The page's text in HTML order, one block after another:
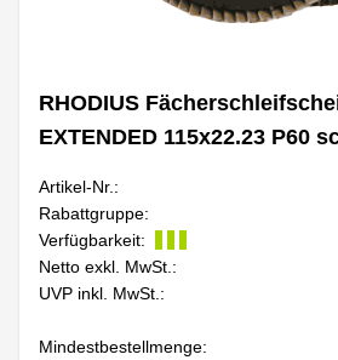
RHODIUS
EXTENDED 115x22.23 P60
Artikel-Nr.:
Rabattgruppe:
Verfügbarkeit:
Netto exkl. MwSt.:
UVP inkl. MwSt.:
Mindestbestellmenge: